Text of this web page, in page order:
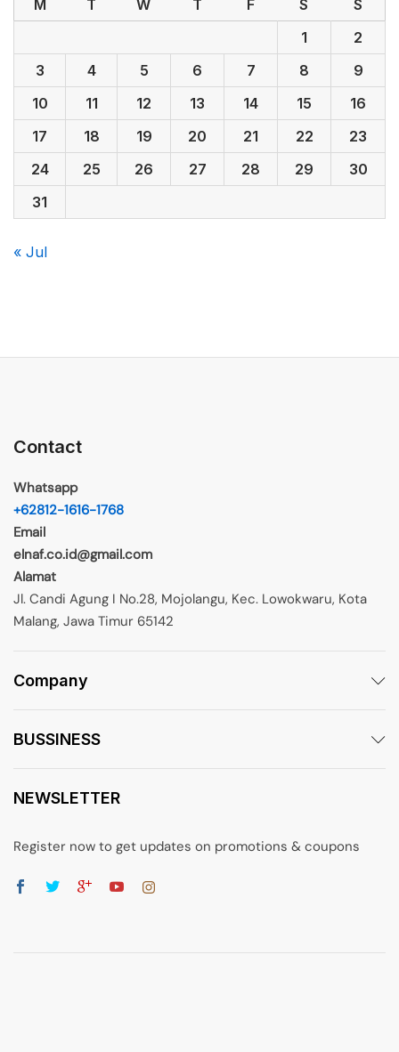
M T W T F S
S
1
2
3
4 5 6 7 8
9
10
11 12 13 14 15
16
17
18 19 20 21 22
23
24
25 26 27 28 29
30
31
« Jul
Contact
Whatsapp
+62812-1616-1768
Email
elnaf.co.id@gmail.com
Alamat
Jl. Candi Agung I No.28, Mojolangu, Kec. Lowokwaru, Kota
Malang, Jawa Timur 65142
Company
BUSSINESS
NEWSLETTER
Register now to get updates on promotions & coupons